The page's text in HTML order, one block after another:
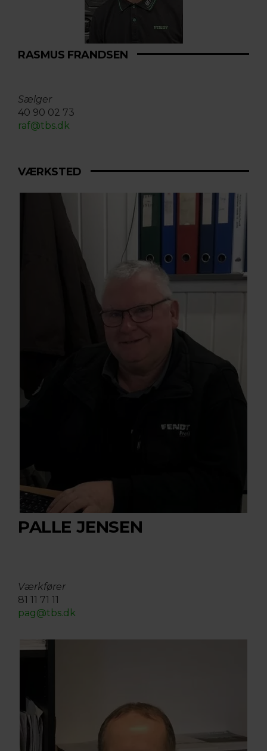
RASMUS FRANDSEN
Sælger
40 90 02 73
raf@tbs.dk
VÆRKSTED
PALLE JENSEN
Værkfører
81 11 71 11
pag@tbs.dk